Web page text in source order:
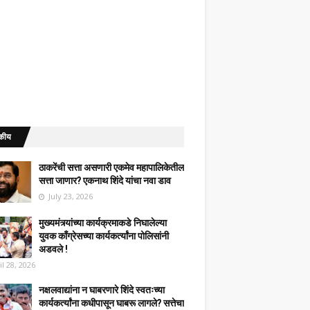
ठाकरेंची सत्ता असणारी एकमेव महापालिकेतील
सत्ता जाणार? एकनाथ शिंदे यांचा नवा डाव
July 23, 2026
मुख्यमंत्र्यांच्या कार्यक्रमाकडे निघालेल्या
युवक काँग्रेसच्या कार्यकर्त्यांना पोलिसांनी
अडवले !
28, 2026
नक्षलवाद्यांना न घाबरणारे शिंदे स्वतःच्या
कार्यकर्त्यांना कधीपासून घाबरू लागले? सत्तेचा